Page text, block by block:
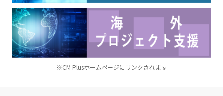
※CM Plusホームページにリンクされます